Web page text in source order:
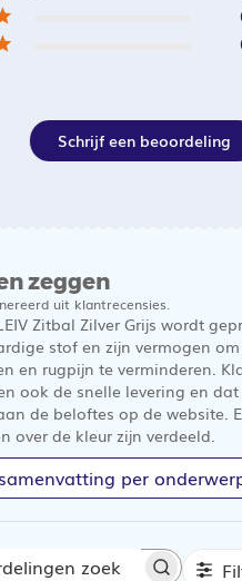
Schrijf een beoordeling
zeggen
uit klantrecensies.
Zitbal Zilver Grijs wordt
stof en zijn vermogen
en rugpijn te verminderen.
ook de snelle levering en
de beloftes op de website.
over de kleur zijn verdeeld.
per